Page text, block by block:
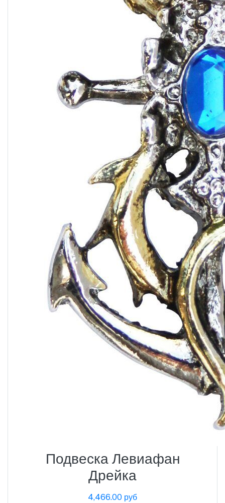
Подвеска Левиафан
Дрейка
4,466.00 руб